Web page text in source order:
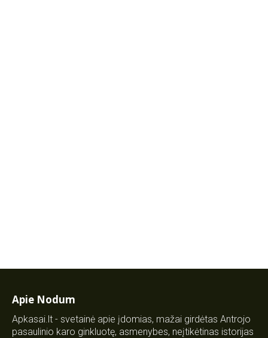
Apie Nodum
Apkasai.lt - svetainė apie įdomias, mažai girdėtas Antrojo
pasaulinio karo ginkluotę, asmenybes, neįtikėtinas istorijas